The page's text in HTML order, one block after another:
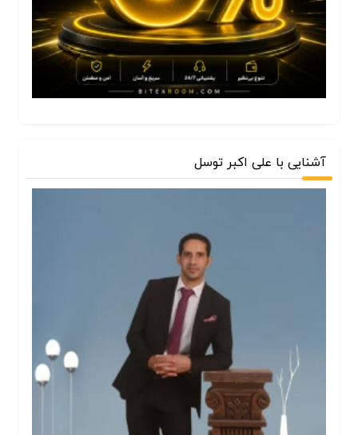
آشنایی با علی اکبر توسل